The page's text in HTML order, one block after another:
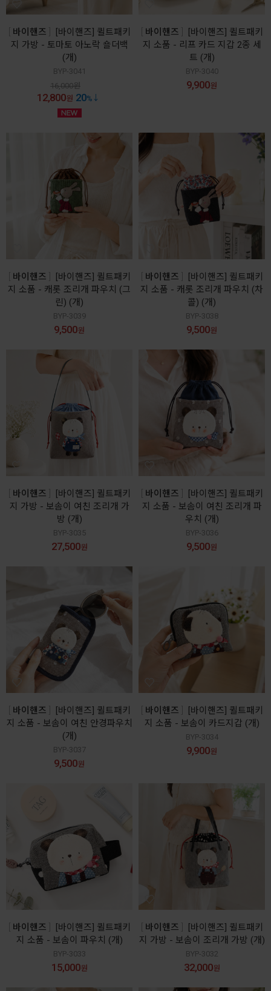
바이핸즈
[바이핸즈] 퀼트패키
지 가방 - 토마토 아노락 숄더백
(개)
BYP-3041
16,000원
12,800원 20%
바이핸즈
[바이핸즈] 퀼트패키
지 소품 - 리프 카드 지갑 2종 세
트 (개)
BYP-3040
9,900원
바이핸즈
[바이핸즈] 퀼트패키
지 소품 - 캐롯 조리개 파우치 (그
린) (개)
BYP-3039
9,500원
바이핸즈
[바이핸즈] 퀼트패키
지 소품 - 캐롯 조리개 파우치 (차
콜) (개)
BYP-3038
9,500원
바이핸즈
[바이핸즈] 퀼트패키
지 가방 - 보솜이 여친 조리개 가
방 (개)
BYP-3035
27,500원
바이핸즈
[바이핸즈] 퀼트패키
지 소품 - 보솜이 여친 조리개 파
우치 (개)
BYP-3036
9,500원
바이핸즈
[바이핸즈] 퀼트패키
지 소품 - 보솜이 여친 안경파우치
(개)
BYP-3037
9,500원
바이핸즈
[바이핸즈] 퀼트패키
지 소품 - 보솜이 카드지갑 (개)
BYP-3034
9,900원
바이핸즈
[바이핸즈] 퀼트패키
지 소품 - 보솜이 파우치 (개)
BYP-3033
15,000원
바이핸즈
[바이핸즈] 퀼트패키
지 가방 - 보솜이 조리개 가방 (개)
BYP-3032
32,000원